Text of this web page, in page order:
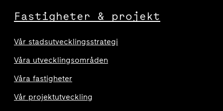
Fastigheter & projekt
Vår stadsutvecklingsstrategi
Våra utvecklingsområden
Våra fastigheter
Vår projektutveckling